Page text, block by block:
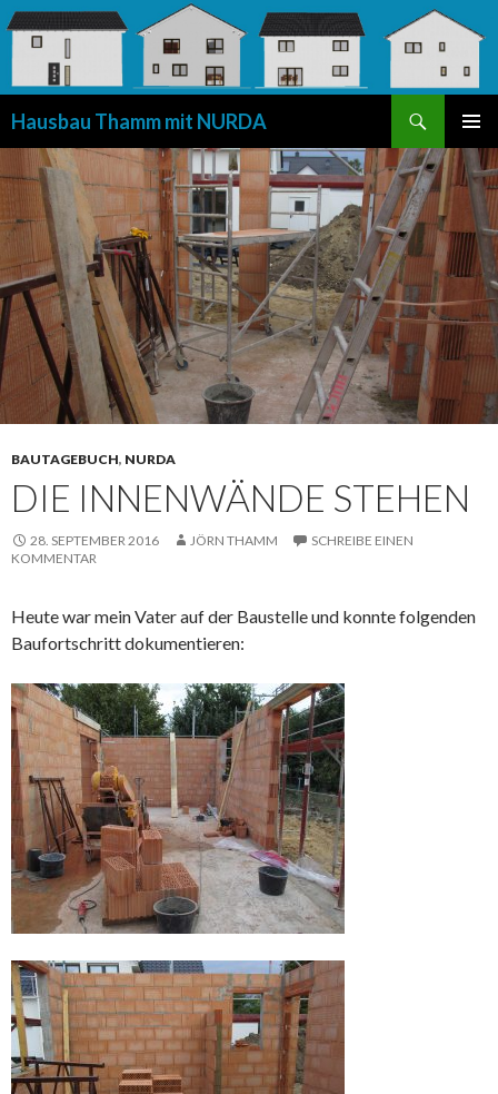
Hausbau Thamm mit NURDA
MENÜ
ZUM
INHALT
BAUTAGEBUCH, NURDA
DIE INNENWÄNDE STEHEN
28. SEPTEMBER 2016 JÖRN THAMM
SCHREIBE EINEN
KOMMENTAR
Heute war mein Vater auf der Baustelle und konnte folgenden
Baufortschritt dokumentieren: